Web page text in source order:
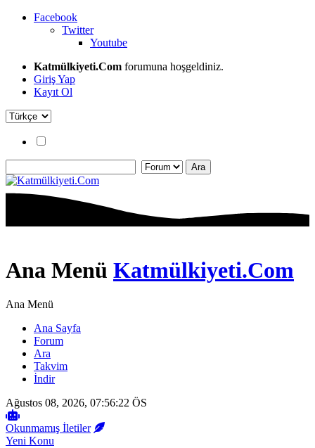
Facebook
Twitter
Youtube
Katmülkiyeti.Com forumuna hoşgeldiniz.
Giriş Yap
Kayıt Ol
Ana Menü Katmülkiyeti.Com
Ana Menü
Ana Sayfa
Forum
Ara
Takvim
İndir
Ağustos 08, 2026, 07:56:22 ÖS
Okunmamış İletiler
Yeni Konu